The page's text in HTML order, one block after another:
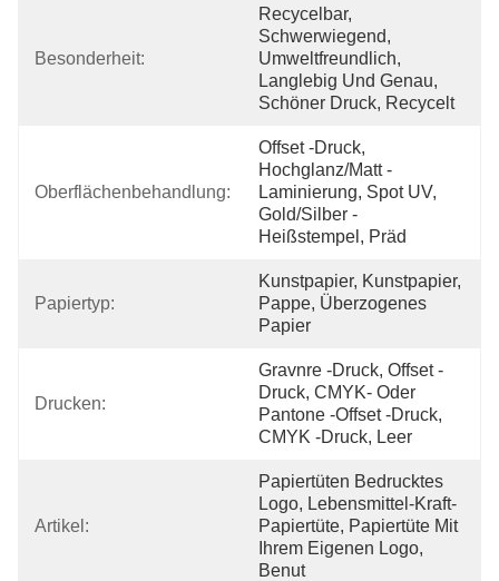
Besonderheit:
Recycelbar,
Schwerwiegend,
Umweltfreundlich,
Langlebig Und Genau,
Schöner Druck, Recycelt
Oberflächenbehandlung:
Offset -Druck,
Hochglanz/Matt -
Laminierung, Spot UV,
Gold/Silber -
Heißstempel, Präd
Papiertyp:
Kunstpapier, Kunstpapier,
Pappe, Überzogenes
Papier
Drucken:
Gravnre -Druck, Offset -
Druck, CMYK- Oder
Pantone -Offset -Druck,
CMYK -Druck, Leer
Artikel:
Papiertüten Bedrucktes
Logo, Lebensmittel-Kraft-
Papiertüte, Papiertüte Mit
Ihrem Eigenen Logo,
Benut